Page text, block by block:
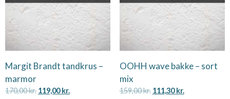
Margit Brandt tandkrus –
marmor
170,00kr. 119,00kr.
OOHH wave bakke – sort
mix
159,00kr. 111,30kr.